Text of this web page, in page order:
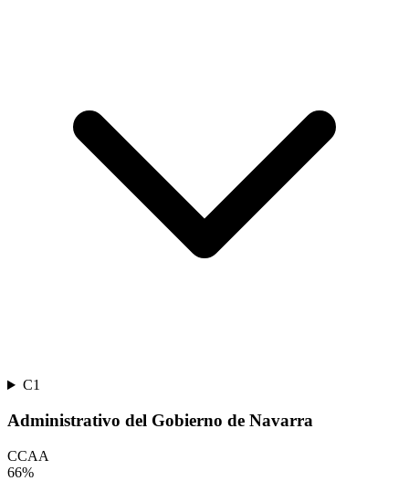
C1
Administrativo del Gobierno de Navarra
CCAA
66%